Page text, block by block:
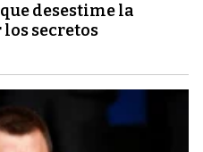
desestime la
secretos